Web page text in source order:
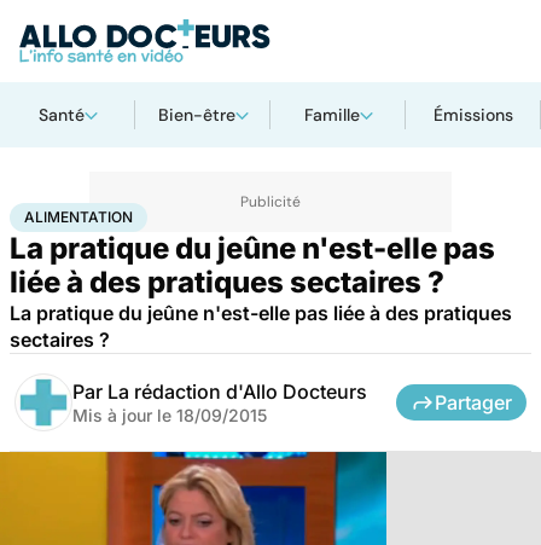
Santé Bien-être Famille Émissions
AccueilBien-être Nutrition Alimentation
ALIMENTATION
La pratique du jeûne n'est-elle pas
liée à des pratiques sectaires ?
La pratique du jeûne n'est-elle pas liée à des pratiques
sectaires ?
Par La rédaction d'Allo Docteurs
Mis à jour le 18/09/2015
Partager